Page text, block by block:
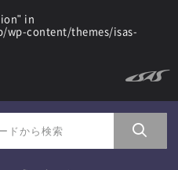
in
wp-content/themes/isas-